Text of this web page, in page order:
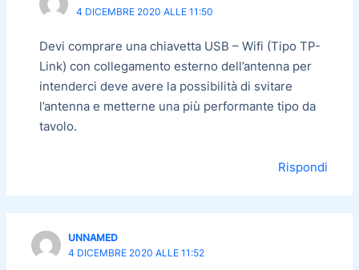
4 DICEMBRE 2020 ALLE 11:50
Devi comprare una chiavetta USB – Wifi (Tipo TP-
Link) con collegamento esterno dell’antenna per
intenderci deve avere la possibilità di svitare
l’antenna e metterne una più performante tipo da
tavolo.
Rispondi
UNNAMED
4 DICEMBRE 2020 ALLE 11:52